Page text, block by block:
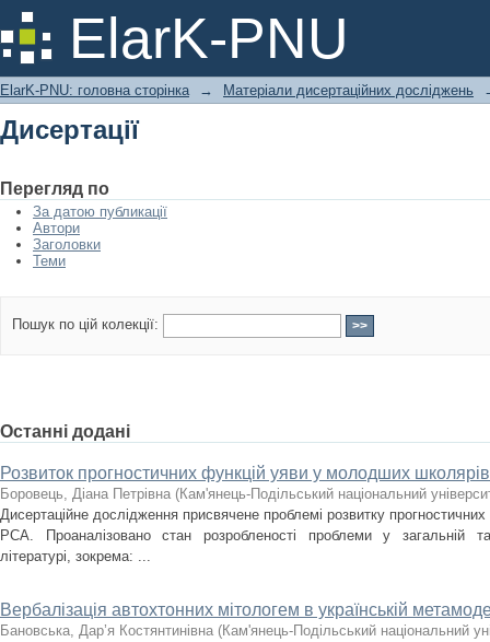
ElarK-PNU
Дисертації
ElarK-PNU: головна сторінка → Матеріали дисертаційних досліджень
Дисертації
Перегляд по
За датою публикації
Автори
Заголовки
Теми
Пошук по цій колекції:
Останні додані
Розвиток прогностичних функцій уяви у молодших
Боровець, Діана Петрівна (Кам'янець-Подільський національний
Дисертаційне дослідження присвячене проблемі розвитку
РСА. Проаналізовано стан розробленості проблеми у загальній та
літературі, зокрема: ...
Вербалізація автохтонних мітологем в українській
Бановська, Дар’я Костянтинівна (Кам'янець-Подільський національний